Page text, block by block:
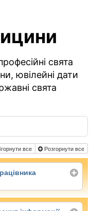
свята
ювілейні дати
свята
все Розгорнути все